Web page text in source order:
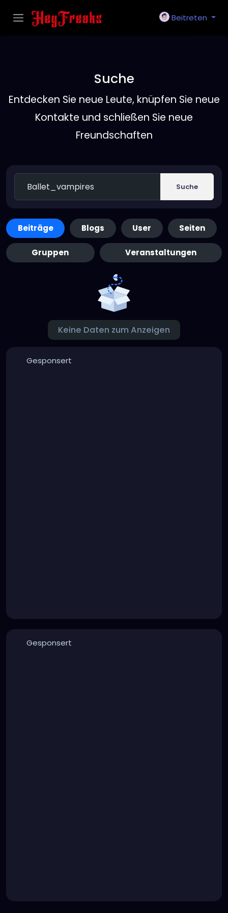
Beitreten
Suche
Entdecken Sie neue Leute, knüpfen Sie neue
Kontakte und schließen Sie neue
Freundschaften
Suche
Beiträge Blogs User Seiten
Gruppen Veranstaltungen
Keine Daten zum Anzeigen
Gesponsert
Gesponsert